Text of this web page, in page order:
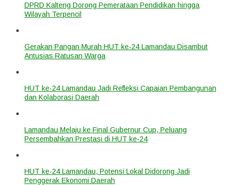
DPRD Kalteng Dorong Pemerataan Pendidikan hingga
Wilayah Terpencil
Gerakan Pangan Murah HUT ke-24 Lamandau Disambut
Antusias Ratusan Warga
HUT ke-24 Lamandau Jadi Refleksi Capaian Pembangunan
dan Kolaborasi Daerah
Lamandau Melaju ke Final Gubernur Cup, Peluang
Persembahkan Prestasi di HUT ke-24
HUT ke-24 Lamandau, Potensi Lokal Didorong Jadi
Penggerak Ekonomi Daerah